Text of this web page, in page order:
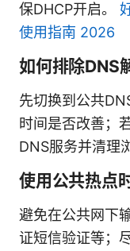
保DHCP开启。
使用指南 2026
如何排除DNS
先切换到公共
时间是否改善；
DNS服务并清理
使用公共热点
避免在公共网下
证短信验证等；